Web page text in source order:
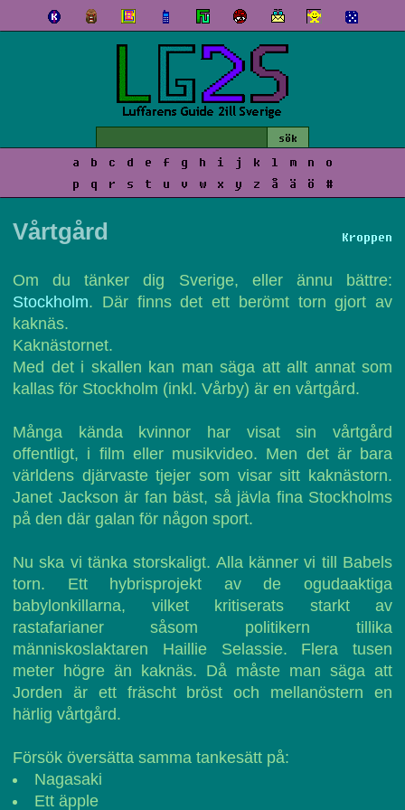
a b c d e f g h i j k l m n
o
p
q r s t u v w x y z å ä ö #
Kroppen
Vårtgård
Om du tänker dig Sverige, eller ännu bättre:
Stockholm. Där finns det ett berömt torn gjort av
kaknäs.
Kaknästornet.
Med det i skallen kan man säga att allt annat som
kallas för Stockholm (inkl. Vårby) är en vårtgård.
Många kända kvinnor har visat sin vårtgård
offentligt, i film eller musikvideo. Men det är bara
världens djärvaste tjejer som visar sitt kaknästorn.
Janet Jackson är fan bäst, så jävla fina Stockholms
på den där galan för någon sport.
Nu ska vi tänka storskaligt. Alla känner vi till Babels
torn. Ett hybrisprojekt av de ogudaaktiga
babylonkillarna, vilket kritiserats starkt av
rastafarianer såsom politikern tillika
människoslaktaren Haillie Selassie. Flera tusen
meter högre än kaknäs. Då måste man säga att
Jorden är ett fräscht bröst och mellanöstern en
härlig vårtgård.
Försök översätta samma tankesätt på:
Nagasaki
Ett äpple